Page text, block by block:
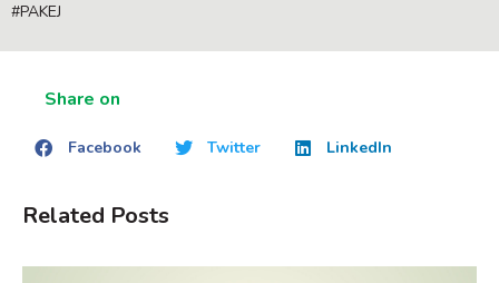
#PAKEJ
Share on
Facebook Twitter LinkedIn
Related Posts